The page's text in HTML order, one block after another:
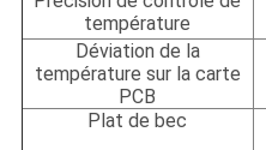
température
Déviation de la
température sur la carte
PCB
Plat de bec